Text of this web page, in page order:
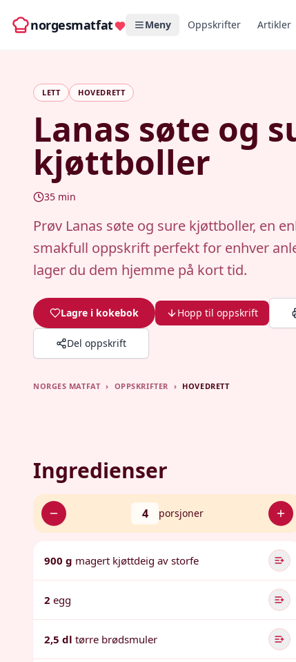
norgesmatfat Meny Oppskrifter Artikler
LETT HOVEDRETT
Lanas søte og
kjøttboller
35 min
Prøv Lanas søte og sure kjøttboller, en
smakfull oppskrift perfekt for enhver
lager du dem hjemme på kort tid.
Lagre i kokebok Hopp til oppskrift
Del oppskrift
NORGES MATFAT › OPPSKRIFTER › HOVEDRETT
Ingredienser
4 porsjoner
900 g magert kjøttdeig av storfe
2 egg
2,5 dl tørre brødsmuler